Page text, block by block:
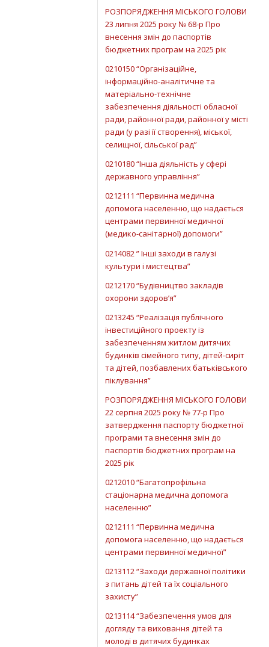
РОЗПОРЯДЖЕННЯ МІСЬКОГО ГОЛОВИ
23 липня 2025 року № 68-р Про
внесення змін до паспортів
бюджетних програм на 2025 рік
0210150 “Організаційне,
інформаційно-аналітичне та
матеріально-технічне
забезпечення діяльності обласної
ради, районної ради, районної у місті
ради (у разі її створення), міської,
селищної, сільської рад”
0210180 “Інша діяльність у сфері
державного управління”
0212111 “Первинна медична
допомога населенню, що надається
центрами первинної медичної
(медико-санітарної) допомоги”
0214082 ” Інші заходи в галузі
культури і мистецтва”
0212170 “Будівництво закладів
охорони здоров’я”
0213245 “Реалізація публічного
інвестиційного проекту із
забезпеченням житлом дитячих
будинків сімейного типу, дітей-сиріт
та дітей, позбавлених батьківського
піклування”
РОЗПОРЯДЖЕННЯ МІСЬКОГО ГОЛОВИ
22 серпня 2025 року № 77-р Про
затвердження паспорту бюджетної
програми та внесення змін до
паспортів бюджетних програм на
2025 рік
0212010 “Багатопрофільна
стаціонарна медична допомога
населенню”
0212111 “Первинна медична
допомога населенню, що надається
центрами первинної медичної”
0213112 “Заходи державної політики
з питань дітей та їх соціального
захисту”
0213114 “Забезпечення умов для
догляду та виховання дітей та
молоді в дитячих будинках